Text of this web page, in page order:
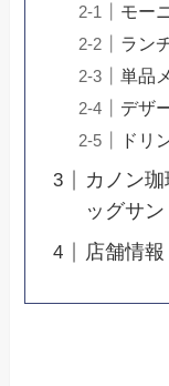
モー
ラン
単品
デザ
ドリ
カノン
ッグサ
店舗情報